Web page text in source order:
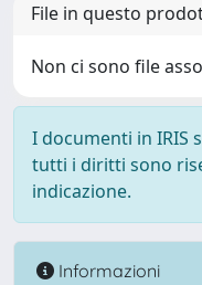
File in questo
Non ci sono file
I documenti in IRIS
tutti i diritti sono
indicazione.
Informazioni